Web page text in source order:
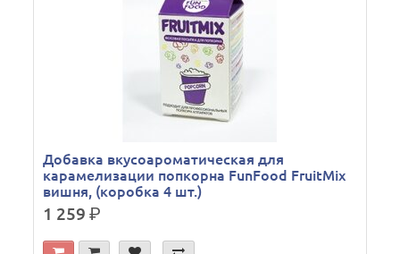
Добавка вкусоароматическая для
карамелизации попкорна FunFood FruitMix
вишня, (коробка 4 шт.)
1 259р.